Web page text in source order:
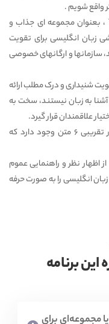
واقع شویم .
امروزه مجموعه کتابهای Tactics for listening ، بعنوان مجموعه ای جذاب و
زبان انگلیسی برای تقویت
سازمانها و ارگانهای خصوصی
شنیداری و درک مطلب ارائه
آشنا به زبان نیستند، سخت به
علاقمندان قرار گیرد.
در این مجموعه برای هریک از 24درس به طور تقریبی 6 متن وجود دارد که
اظهار نظر و راهنمایی عموم
انگلیسی را به صورت حرفه
این برنامه
مجموعه‌ای برای